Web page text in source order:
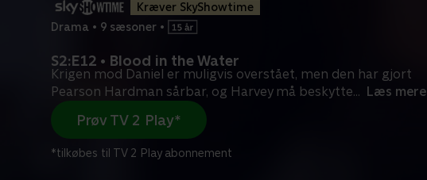
Kræver SkyShowtime
Drama • 9 sæsoner •
S2:E12 • Blood in the Water
Krigen mod Daniel er muligvis overstået, men den har gjort
Pearson Hardman sårbar, og Harvey må beskytte... Læs mere
Prøv TV 2 Play*
*tilkøbes til TV 2 Play abonnement